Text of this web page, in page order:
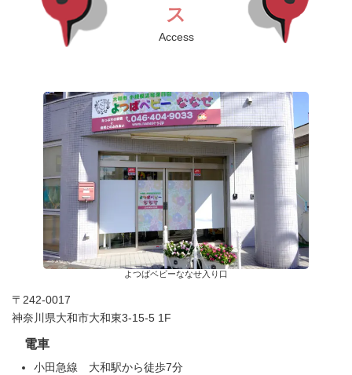
ス
Access
よつばベビーななせ入り口
〒242-0017
神奈川県大和市大和東3-15-5 1F
電車
小田急線 大和駅から徒歩7分